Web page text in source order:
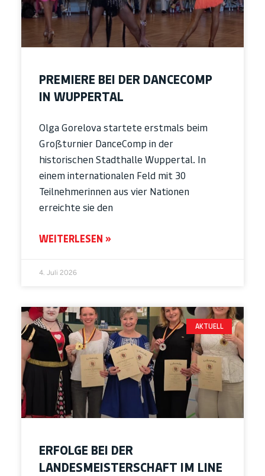
PREMIERE BEI DER DANCECOMP
IN WUPPERTAL
Olga Gorelova startete erstmals beim
Großturnier DanceComp in der
historischen Stadthalle Wuppertal. In
einem internationalen Feld mit 30
Teilnehmerinnen aus vier Nationen
erreichte sie den
WEITERLESEN »
4. Juli 2026
AKTUELL
ERFOLGE BEI DER
LANDESMEISTERSCHAFT IM LINE